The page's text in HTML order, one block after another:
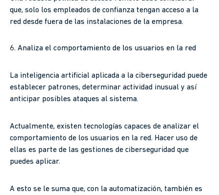
que, solo los empleados de confianza tengan acceso a la
red desde fuera de las instalaciones de la empresa.
6. Analiza el comportamiento de los usuarios en la red
La inteligencia artificial aplicada a la ciberseguridad puede
establecer patrones, determinar actividad inusual y así
anticipar posibles ataques al sistema.
Actualmente, existen tecnologías capaces de analizar el
comportamiento de los usuarios en la red. Hacer uso de
ellas es parte de las gestiones de ciberseguridad que
puedes aplicar.
A esto se le suma que, con la automatización, también es